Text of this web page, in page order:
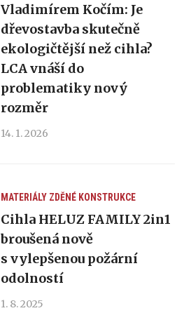
Vladimírem Kočím: Je
dřevostavba skutečně
ekologičtější než cihla?
LCA vnáší do
problematiky nový
rozměr
14. 1. 2026
MATERIÁLY ZDĚNÉ KONSTRUKCE
Cihla HELUZ FAMILY 2in1
broušená nově
s vylepšenou požární
odolností
1. 8. 2025